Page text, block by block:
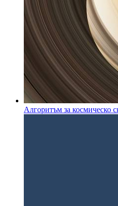
Алгоритъм за космическо